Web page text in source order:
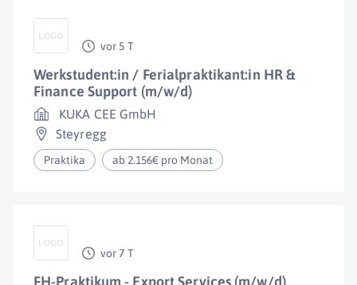
vor 5 T
Werkstudent:in / Ferialpraktikant:in HR &
Finance Support (m/w/d)
KUKA CEE GmbH
Steyregg
Praktika ab 2.156€ pro Monat
vor 7 T
FH-Praktikum - Export Services (m/w/d)